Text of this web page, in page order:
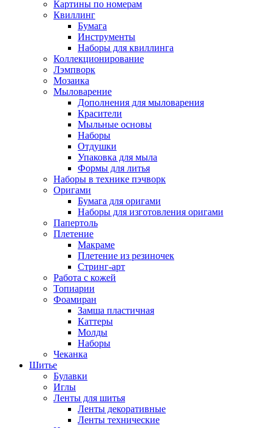
Картины по номерам
Квиллинг
Бумага
Инструменты
Наборы для квиллинга
Коллекционирование
Лэмпворк
Мозаика
Мыловарение
Дополнения для мыловарения
Красители
Мыльные основы
Наборы
Отдушки
Упаковка для мыла
Формы для литья
Наборы в технике пэчворк
Оригами
Бумага для оригами
Наборы для изготовления оригами
Папертоль
Плетение
Макраме
Плетение из резиночек
Стринг-арт
Работа с кожей
Топиарии
Фоамиран
Замша пластичная
Каттеры
Молды
Наборы
Чеканка
Шитье
Булавки
Иглы
Ленты для шитья
Ленты декоративные
Ленты технические